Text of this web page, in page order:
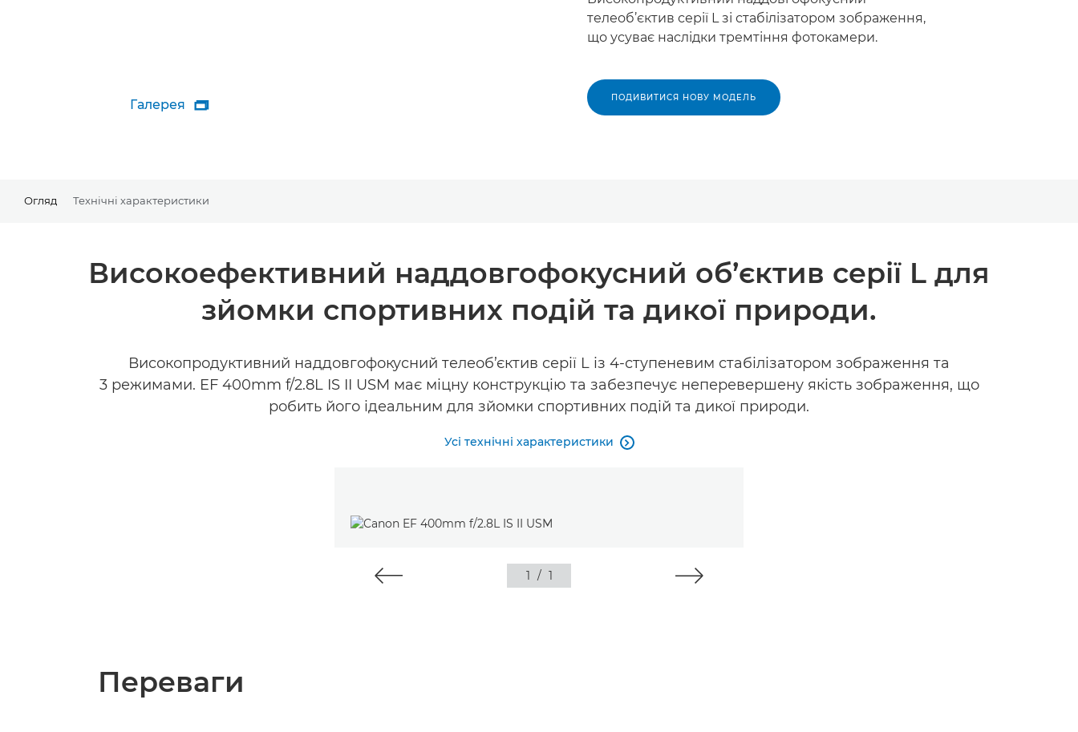
Галерея 
телеоб’єктив серії L зі стабілізатором зображення,
що усуває наслідки тремтіння фотокамери.
ПОДИВИТИСЯ НОВУ МОДЕЛЬ
Огляд Технічні характеристики
Високоефективний наддовгофокусний об’єктив серії L для
зйомки спортивних подій та дикої природи.
Високопродуктивний наддовгофокусний телеоб’єктив серії L із 4-ступеневим стабілізатором зображення та
3 режимами. EF 400mm f/2.8L IS II USM має міцну конструкцію та забезпечує неперевершену якість зображення, що
робить його ідеальним для зйомки спортивних подій та дикої природи.
Усі технічні характеристики 
1 / 1
Переваги